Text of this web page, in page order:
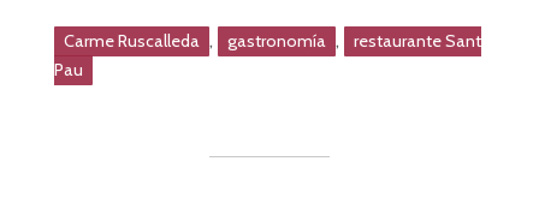
Carme Ruscalleda , gastronomía ,
restaurante Sant
Pau